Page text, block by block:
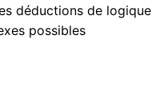
déductions de
possibles